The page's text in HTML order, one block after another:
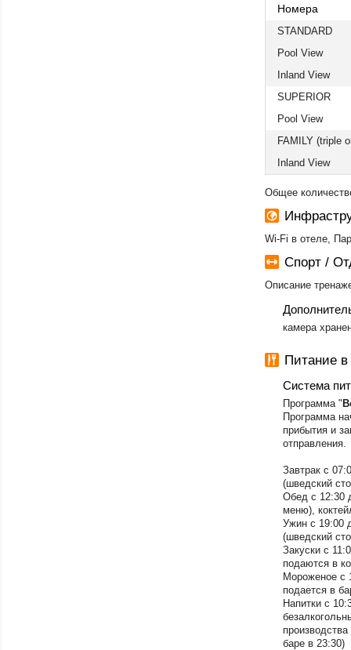
Номера
STANDARD
Pool View
Inland View
SUPERIOR
Pool View
FAMILY (triple
Inland View
Общее
Wi-Fi в отеле,
Спорт /
Описание
​камера
Питание в
Система
Программа "
Программа
прибытия и
отправления.
Завтрак с
(шведский
Обед с 12:30
меню),
Ужин с 19:00
(шведский
Закуски с
подаются в
Мороженое с
подается в
Напитки с
баре в 23:30)